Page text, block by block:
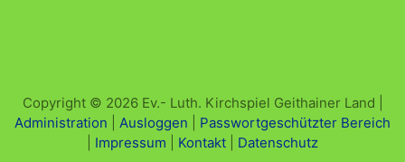
Copyright © 2026 Ev.- Luth. Kirchspiel Geithainer Land |
Administration
Ausloggen
Passwortgeschützter Bereich
Impressum Kontakt Datenschutz